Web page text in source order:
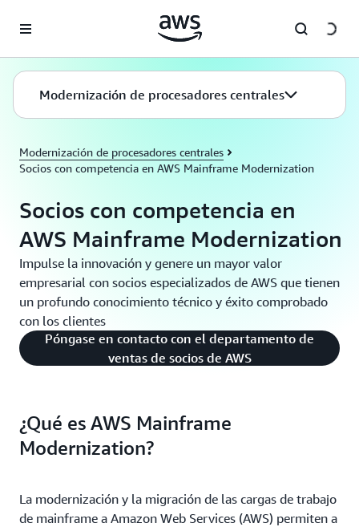
Modernización de procesadores centrales
Modernización de procesadores centrales
Socios con competencia en AWS Mainframe Modernization
Socios con competencia en
AWS Mainframe Modernization
Impulse la innovación y genere un mayor valor
empresarial con socios especializados de AWS que tienen
un profundo conocimiento técnico y éxito comprobado
con los clientes
Póngase en contacto con el departamento de
ventas de socios de AWS
¿Qué es AWS Mainframe
Modernization?
La modernización y la migración de las cargas de trabajo
de mainframe a Amazon Web Services (AWS) permiten a